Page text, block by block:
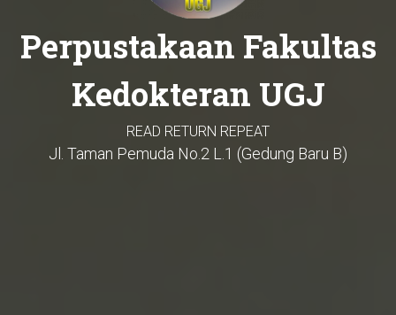
Perpustakaan Fakultas
Kedokteran UGJ
READ RETURN REPEAT
Jl. Taman Pemuda No.2 L.1 (Gedung Baru B)